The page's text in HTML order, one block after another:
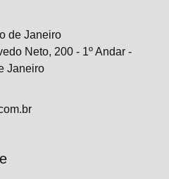
de Janeiro
Neto, 200 - 1º Andar -
Janeiro